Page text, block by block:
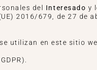
del Interesado y
2016/679, de 27 de
utilizan en este sitio